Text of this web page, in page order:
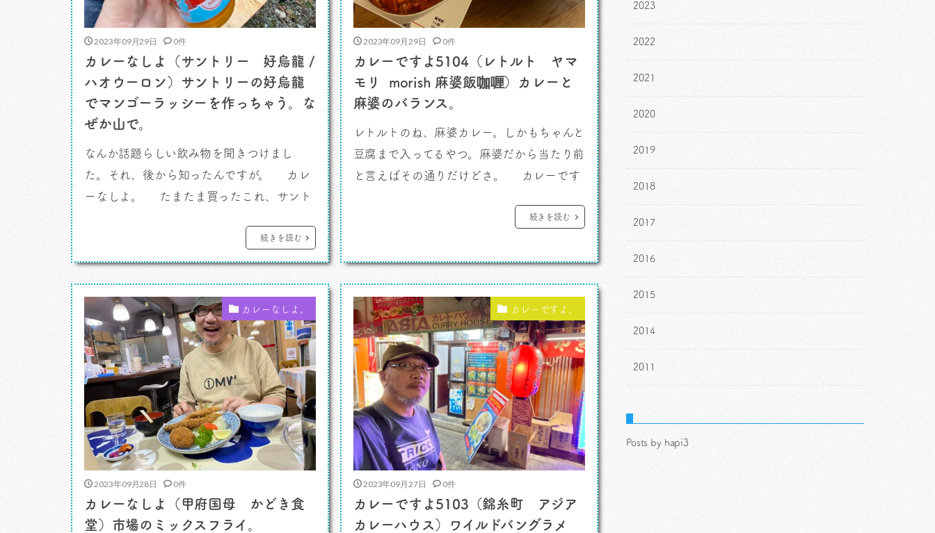
2023年09月29日 0件
カレーなしよ（サントリー 好烏龍 /
ハオウーロン）サントリーの好烏龍
でマンゴーラッシーを作っちゃう。な
ぜか山で。
なんか話題らしい飲み物を聞きつけまし
た。それ、後から知ったんですが。 カレ
ーなしよ。 たまたま買ったこれ、サント
わゆる「ティーエード」の括りらしくてね。
おお、ティーエードかあ、と驚いた。こうい
うのもパッケージ化して製品になるんだね
え。 たとえば「ゴンチャ」なんかだったら
フルーツティーの名前でラインナップに
[…]
続きを読む
2023年09月29日 0件
カレーですよ5104（レトルト ヤマ
モリ morish 麻婆飯咖喱）カレーと
麻婆のバランス。
レトルトのね、麻婆カレー。しかもちゃんと
豆腐まで入ってるやつ。麻婆だから当たり前
と言えばその通りだけどさ。 カレーです
び出してくるとやっぱり驚き、動揺します。
中で豆腐が崩れないものだよねえ、という
感心から。きれいな小さめのダイスカット
でちゃんとエッヂがたったまま袋から […]
続きを読む
カレーなしよ。
2023年09月28日 0件
カレーなしよ（甲府国母 かどき食
堂）市場のミックスフライ。
カレーですよ。
2023年09月27日 0件
カレーですよ5103（錦糸町 アジア
カレーハウス）ワイルドバングラメ
2023
2022
2021
2020
2019
2018
2017
2016
2015
2014
2011
Posts by hapi3